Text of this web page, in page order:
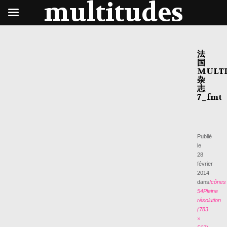
法
国
杂
志
7_fmt
Publié
le
28
février
2014
dansIcônes
54Pleine
résolution
(783
×
multitudes